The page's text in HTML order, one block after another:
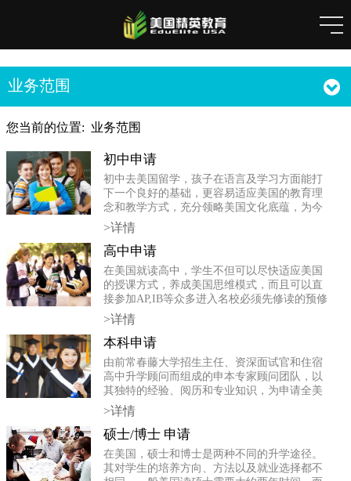
业务范围
您当前的位置: 业务范围
初中申请
初中去美国留学，孩子在语言及学习方面能打
下一个良好的基础，更容易适应美国的教育理
念和教学方式，充分领略美国文化底蕴，为今
后的升学及工作生活奠定扎实的基础。
>详情
高中申请
在美国就读高中，学生不但可以尽快适应美国
的授课方式，养成美国思维模式，而且可以直
接参加AP,IB等众多进入名校必须先修读的预修
课程，方便参加SAT考试。
>详情
本科申请
由前常春藤大学招生主任、资深面试官和住宿
高中升学顾问而组成的申本专家顾问团队，以
其独特的经验、阅历和专业知识，为申请全美
前50-100名大学院校指点迷津，敲开名校的大
门。
>详情
硕士/博士 申请
在美国，硕士和博士是两种不同的升学途径。
其对学生的培养方向、方法以及就业选择都不